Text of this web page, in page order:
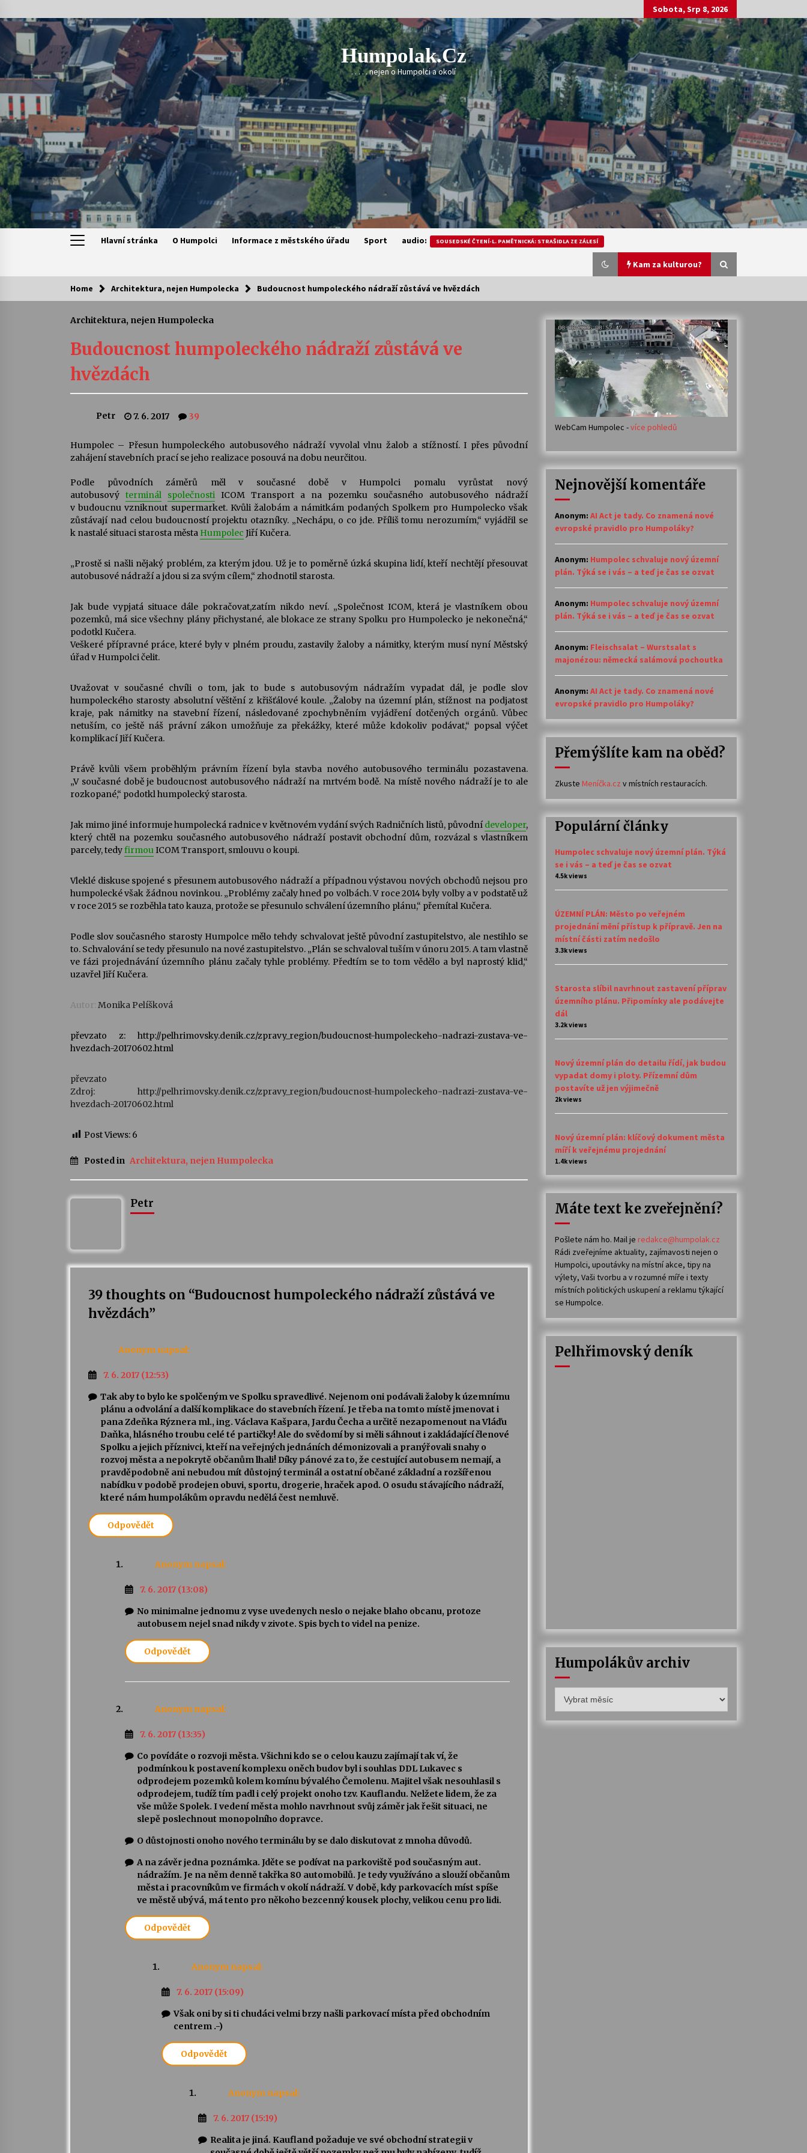
to
content
Sobota, Srp 8, 2026
Humpolak.cz
. . . . . nejen o Humpolci a okolí
Hlavní stránka O Humpolci Informace z městského úřadu Sport audio: SOUSEDSKÉ ČTENÍ-L. PAMĚTNICKÁ: STRAŠIDLA ZE ZÁLESÍ
Kam za kulturou?
Kam za kulturou?
Camerata a Sukuba Ensemble
4. 8. 2026
Stávám se kapkou
30. 7. 2026
Veselí muzikanti
30. 7. 2026
Quijotova šedesátka: 28. 7.–1. 8.
28. 7. 2026
Kolchoz a Jenakaši
Votavžatský ploty
23. 7. 2026
Letní koncerty ve Stromovce: Rufus
Miller
Vysočinka
14. 7. 2026
Za kulturou kousek za Humpolec. V
Želivě ožije odkaz Josefa Čapka
13. 7. 2026
Varhanní recitál Michala Novenka v
Klášteře Želiv
3. 7. 2026
30. 6. 2026
Home Architektura, nejen Humpolecka Budoucnost humpoleckého nádraží zůstává ve hvězdách
Architektura, nejen Humpolecka
Budoucnost humpoleckého nádraží zůstává ve
hvězdách
Petr 7. 6. 2017 39
Humpolec – Přesun humpoleckého autobusového nádraží vyvolal vlnu žalob a stížností. I přes původní
zahájení stavebních prací se jeho realizace posouvá na dobu neurčitou.
Podle původních záměrů měl v současné době v Humpolci pomalu vyrůstat nový
autobusový terminál společnosti ICOM Transport a na pozemku současného autobusového nádraží
v budoucnu vzniknout supermarket. Kvůli žalobám a námitkám podaných Spolkem pro Humpolecko však
zůstávají nad celou budoucností projektu otazníky. „Nechápu, o co jde. Příliš tomu nerozumím,“ vyjádřil se
k nastalé situaci starosta města Humpolec Jiří Kučera.
„Prostě si našli nějaký problém, za kterým jdou. Už je to poměrně úzká skupina lidí, kteří nechtějí přesouvat
autobusové nádraží a jdou si za svým cílem,“ zhodnotil starosta.
Jak bude vypjatá situace dále pokračovat,zatím nikdo neví. „Společnost ICOM, která je vlastníkem obou
pozemků, má sice všechny plány přichystané, ale blokace ze strany Spolku pro Humpolecko je nekonečná,“
podotkl Kučera.
Veškeré přípravné práce, které byly v plném proudu, zastavily žaloby a námitky, kterým musí nyní Městský
úřad v Humpolci čelit.
Uvažovat v současné chvíli o tom, jak to bude s autobusovým nádražím vypadat dál, je podle slov
humpoleckého starosty absolutní věštění z křišťálové koule. „Žaloby na územní plán, stížnost na podjatost
kraje, pak námitky na stavební řízení, následované zpochybněním vyjádření dotčených orgánů. Vůbec
netuším, co ještě náš právní zákon umožňuje za překážky, které může kdokoliv podávat,“ popsal výčet
komplikací Jiří Kučera.
Právě kvůli všem proběhlým právním řízení byla stavba nového autobusového terminálu pozastavena.
„V současné době je budoucnost autobusového nádraží na mrtvém bodě. Na místě nového nádraží je to ale
rozkopané,“ podotkl humpolecký starosta.
Jak mimo jiné informuje humpolecká radnice v květnovém vydání svých Radničních listů, původní developer,
který chtěl na pozemku současného autobusového nádraží postavit obchodní dům, rozvázal s vlastníkem
parcely, tedyfirmouICOM Transport, smlouvu o koupi.
Vleklé diskuse spojené s přesunem autobusového nádraží a případnou výstavou nových obchodů nejsou pro
humpolecké však žádnou novinkou. „Problémy začaly hned po volbách. V roce 2014 byly volby a v podstatě už
v roce 2015 se rozběhla tato kauza, protože se přesunulo schválení územního plánu,“ přemítal Kučera.
Podle slov současného starosty Humpolce mělo tehdy schvalovat ještě původní zastupitelstvo, ale nestihlo se
to. Schvalování se tedy přesunulo na nové zastupitelstvo. „Plán se schvaloval tuším v únoru 2015. A tam vlastně
ve fázi projednávání územního plánu začaly tyhle problémy. Předtím se to tom vědělo a byl naprostý klid,“
uzavřel Jiří Kučera.
Autor: Monika Pelíšková
převzato z: http://pelhrimovsky.denik.cz/zpravy_region/budoucnost-humpoleckeho-nadrazi-zustava-ve-
hvezdach-20170602.html
převzato
Zdroj: http://pelhrimovsky.denik.cz/zpravy_region/budoucnost-humpoleckeho-nadrazi-zustava-ve-
hvezdach-20170602.html
Post Views: 6
Posted in Architektura, nejen Humpolecka
Petr
39 thoughts on “Budoucnost humpoleckého nádraží zůstává ve
hvězdách”
Anonym napsal:
7. 6. 2017 (12:53)
Tak aby to bylo ke spolčeným ve Spolku spravedlivé. Nejenom oni podávali žaloby k územnímu
plánu a odvolání a další komplikace do stavebních řízení. Je třeba na tomto místě jmenovat i
pana Zdeňka Rýznera ml., ing. Václava Kašpara, Jardu Čecha a určitě nezapomenout na Vláďu
Daňka, hlásného troubu celé té partičky! Ale do svědomí by si měli sáhnout i zakládající členové
Spolku a jejich příznivci, kteří na veřejných jednáních démonizovali a pranýřovali snahy o
rozvoj města a nepokrytě občanům lhali! Díky pánové za to, že cestující autobusem nemají, a
pravděpodobně ani nebudou mít důstojný terminál a ostatní občané základní a rozšířenou
nabídku v podobě prodejen obuvi, sportu, drogerie, hraček apod. O osudu stávajícího nádraží,
které nám humpolákům opravdu nedělá čest nemluvě.
Odpovědět
Anonym napsal:
7. 6. 2017 (13:08)
No minimalne jednomu z vyse uvedenych neslo o nejake blaho obcanu, protoze
autobusem nejel snad nikdy v zivote. Spis bych to videl na penize.
Odpovědět
Anonym napsal:
7. 6. 2017 (13:35)
Co povídáte o rozvoji města. Všichni kdo se o celou kauzu zajímají tak ví, že
podmínkou k postavení komplexu oněch budov byl i souhlas DDL Lukavec s
odprodejem pozemků kolem komínu bývalého Čemolenu. Majitel však nesouhlasil s
odprodejem, tudíž tím padl i celý projekt onoho tzv. Kauflandu. Nelžete lidem, že za
vše může Spolek. I vedení města mohlo navrhnout svůj záměr jak řešit situaci, ne
slepě poslechnout monopolního dopravce.
O důstojnosti onoho nového terminálu by se dalo diskutovat z mnoha důvodů.
A na závěr jedna poznámka. Jděte se podívat na parkoviště pod současným aut.
nádražím. Je na něm denně takřka 80 automobilů. Je tedy využíváno a slouží občanům
města i pracovníkům ve firmách v okolí nádraží. V době, kdy parkovacích míst spíše
ve městě ubývá, má tento pro někoho bezcenný kousek plochy, velikou cenu pro lidi.
Odpovědět
Anonym napsal:
7. 6. 2017 (15:09)
Však oni by si ti chudáci velmi brzy našli parkovací místa před obchodním
centrem .-)
Odpovědět
Anonym napsal:
7. 6. 2017 (15:19)
Realita je jiná. Kaufland požaduje ve své obchodní strategii v
WebCam Humpolec -více pohledů
Nejnovější komentáře
Anonym: AI Act je tady. Co znamená nové
evropské pravidlo pro Humpoláky?
Anonym: Humpolec schvaluje nový územní
plán. Týká se i vás – a teď je čas se ozvat
Anonym: Humpolec schvaluje nový územní
plán. Týká se i vás – a teď je čas se ozvat
Anonym: Fleischsalat – Wurstsalat s
majonézou: německá salámová pochoutka
Anonym: AI Act je tady. Co znamená nové
evropské pravidlo pro Humpoláky?
Přemýšlíte kam na oběd?
Zkuste Meníčka.cz v místních restauracích.
Populární články
Humpolec schvaluje nový územní plán. Týká
se i vás – a teď je čas se ozvat
4.5k views
ÚZEMNÍ PLÁN: Město po veřejném
projednání mění přístup k přípravě. Jen na
místní části zatím nedošlo
3.3k views
Starosta slíbil navrhnout zastavení příprav
územního plánu. Připomínky ale podávejte
dál
3.2k views
Nový územní plán do detailu řídí, jak budou
vypadat domy i ploty. Přízemní dům
postavíte už jen výjimečně
2k views
Nový územní plán: klíčový dokument města
míří k veřejnému projednání
1.4k views
Máte text ke zveřejnění?
Pošlete nám ho. Mail je redakce@humpolak.cz
Rádi zveřejníme aktuality, zajímavosti nejen o
Humpolci, upoutávky na místní akce, tipy na
výlety, Vaši tvorbu a v rozumné míře i texty
místních politických uskupení a reklamu týkající
se Humpolce.
Pelhřimovský deník
Humpolákův archiv
archiv